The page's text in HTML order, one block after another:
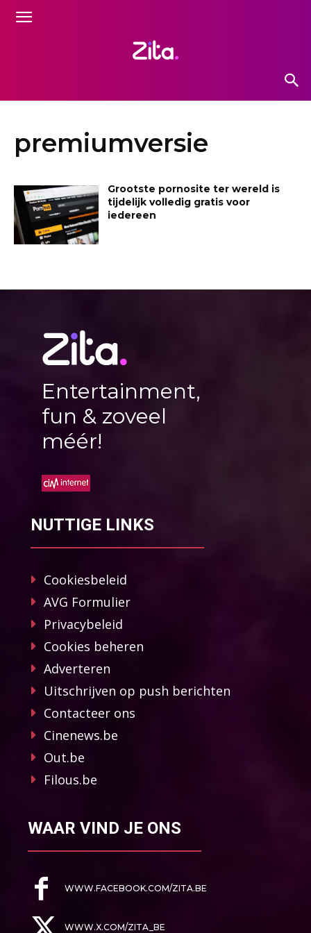
premiumversie
Grootste pornosite ter wereld is
tijdelijk volledig gratis voor
iedereen
Entertainment,
fun & zoveel
méér!
NUTTIGE LINKS
Cookiesbeleid
AVG Formulier
Privacybeleid
Cookies beheren
Adverteren
Uitschrijven op push berichten
Contacteer ons
Cinenews.be
Out.be
Filous.be
WAAR VIND JE ONS
WWW.FACEBOOK.COM/ZITA.BE
WWW.X.COM/ZITA_BE